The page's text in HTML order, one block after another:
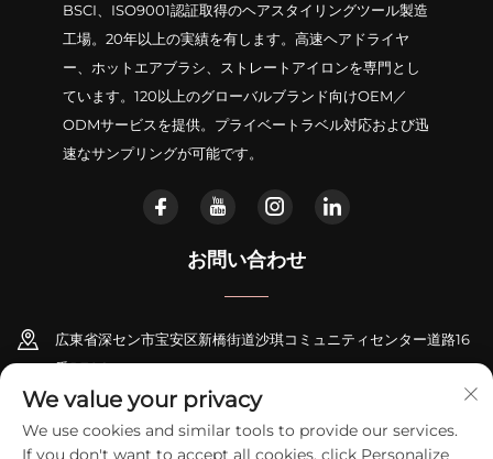
BSCI、ISO9001認証取得のヘアスタイリングツール製造
工場。20年以上の実績を有します。高速ヘアドライヤ
ー、ホットエアブラシ、ストレートアイロンを専門とし
ています。120以上のグローバルブランド向けOEM／
ODMサービスを提供。プライベートラベル対応および迅
速なサンプリングが可能です。
お問い合わせ
広東省深セン市宝安区新橋街道沙琪コミュニティセンター道路16
番B706
+86-18948311339
We value your privacy
We use cookies and similar tools to provide our services.
If you don't want to accept all cookies, click Personalize